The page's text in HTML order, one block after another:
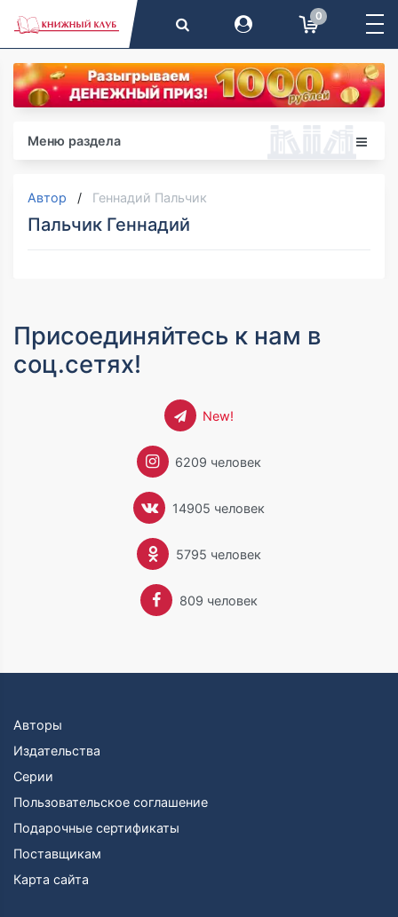
0
Меню раздела
Автор Геннадий Пальчик
Пальчик Геннадий
Присоединяйтесь к нам в
соц.сетях!
New!
6209 человек
14905 человек
5795 человек
809 человек
Авторы
Издательства
Серии
Пользовательское соглашение
Подарочные сертификаты
Поставщикам
Карта сайта